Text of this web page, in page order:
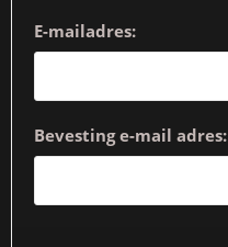
E-mailadres:
Bevesting e-mail adres: